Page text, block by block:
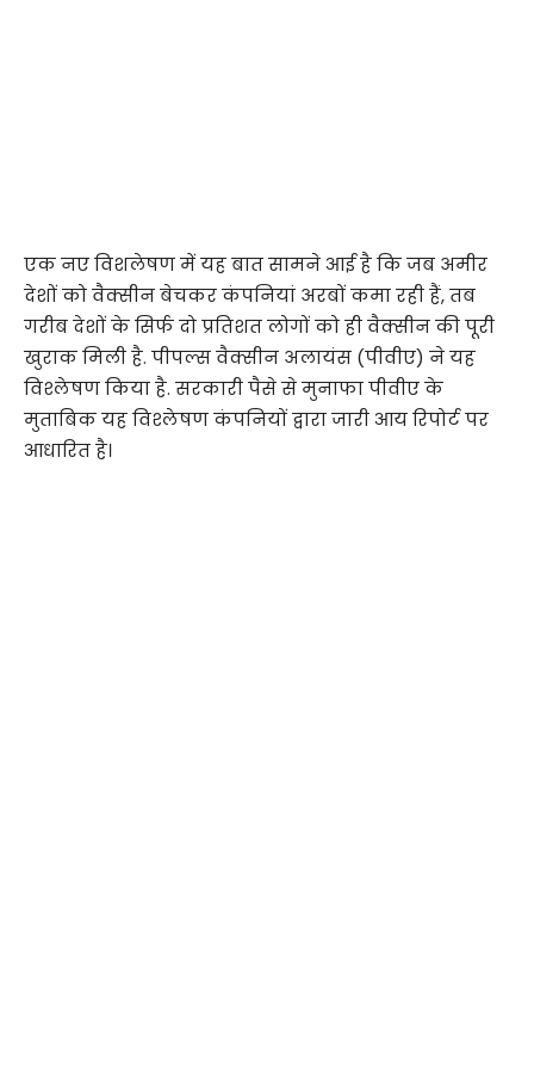
एक नए विशलेषण में यह बात सामने आई है कि जब अमीर
देशों को वैक्सीन बेचकर कंपनियां अरबों कमा रही हैं, तब
गरीब देशों के सिर्फ दो प्रतिशत लोगों को ही वैक्सीन की पूरी
खुराक मिली है. पीपल्स वैक्सीन अलायंस (पीवीए) ने यह
विश्लेषण किया है. सरकारी पैसे से मुनाफा पीवीए के
मुताबिक यह विश्लेषण कंपनियों द्वारा जारी आय रिपोर्ट पर
आधारित है।